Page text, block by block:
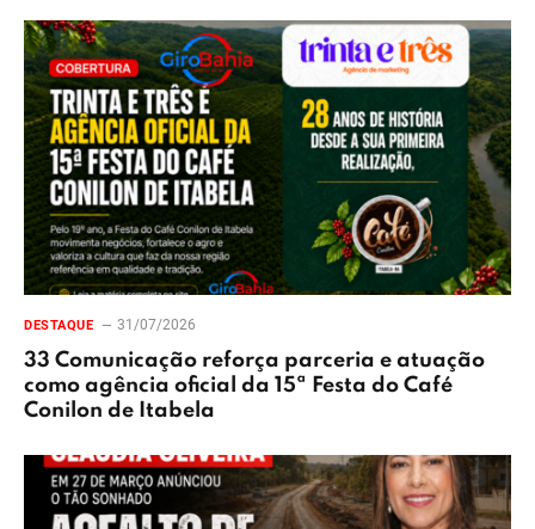
DESTAQUE 31/07/2026
33 Comunicação reforça parceria e atuação
como agência oficial da 15ª Festa do Café
Conilon de Itabela